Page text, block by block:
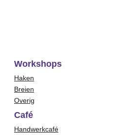
Workshops
Haken
Breien
Overig
Café
Handwerkcafé